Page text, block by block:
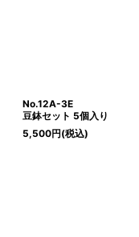
No.12A-3E
豆鉢セット 5個入り
5,500円(税込)